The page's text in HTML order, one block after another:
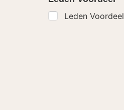
Leden Voordeel